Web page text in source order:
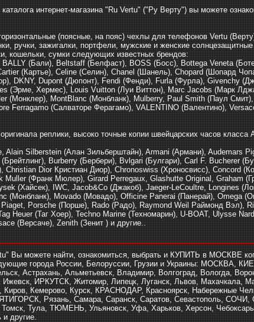
каталога интернет-магазина "Ru Vertu" ("Ру Верту") вы можете
(поясные, на пояс) чехлы для телефонов Vertu
ручки, зажигалки, портфели, мужские и женские
кошельки, сумки следующих известных брендов:
(Бали), Beltstaff (Белфаст), BOSS (Босс), Bottega Veneta
(Картье), Celine (Селин), Chanel (Шанель), Chopard (Шопард
DKNY, Dupont (Дюпонт), Fendi (Фенди), Furla (Фурла), Givenchy
(Эрме, Хермес), Louis Vuitton (Луи Виттон), Marc Jacobs (Марк
(Монклер), MontBlanc (Монбланк), Mulberry, Paul Smith (Паул
Ferragamo (Салваторе Ферагамо), VALENTINO (Валентино),
реплики, высоко точные копии швейцарских часов
Alain Silberstein (Алан Зильберштайн), Armani (Армани), Audemars
Burberry (Бербери), Bvlgari (Булгари), Carl F. Bucherer
Dior Кристиан Диор), Chronoswiss (Хроносвисс), Concord
Muller (Франк Мюлер), Girard Perregaux, Glashutte Original, Graham
(Хайсек), IWC, Jacob&Co (Джакоб), Jaeger-LeCoultre, Longines
(Монбланк), Movado (Мовадо), Officine Panerai (Панерай), Omega
Porsche (Порше), Rado (Радо), Raymond Weil Раймонд Вэл),
Heuer (Таг Хоер), Techno Marine (Техномарин), U-BOAT, Ulysse
(Версаче), Zenith (Зенит ) и другие..
Вы можете найти, ознакомиться, выбрать и КУПИТЬ в МОСКВЕ
города России, Белоруссии, Грузии и Украины:
Астрахань, Альметьевск, Владимир, Волгоград, Вологда,
ИРКУТСК, Житомир, Липецк, Луганск, Львов, Махачкала,
Киров, Кемерово, Курск, КРАСНОДАР, Красноярск, Набережные
Рязань, Самара, Саранск, Саратов, Севастополь,
Томск, Тула, ТЮМЕНЬ, Ульяновск, Уфа, Харьков, Херсон,
другие.